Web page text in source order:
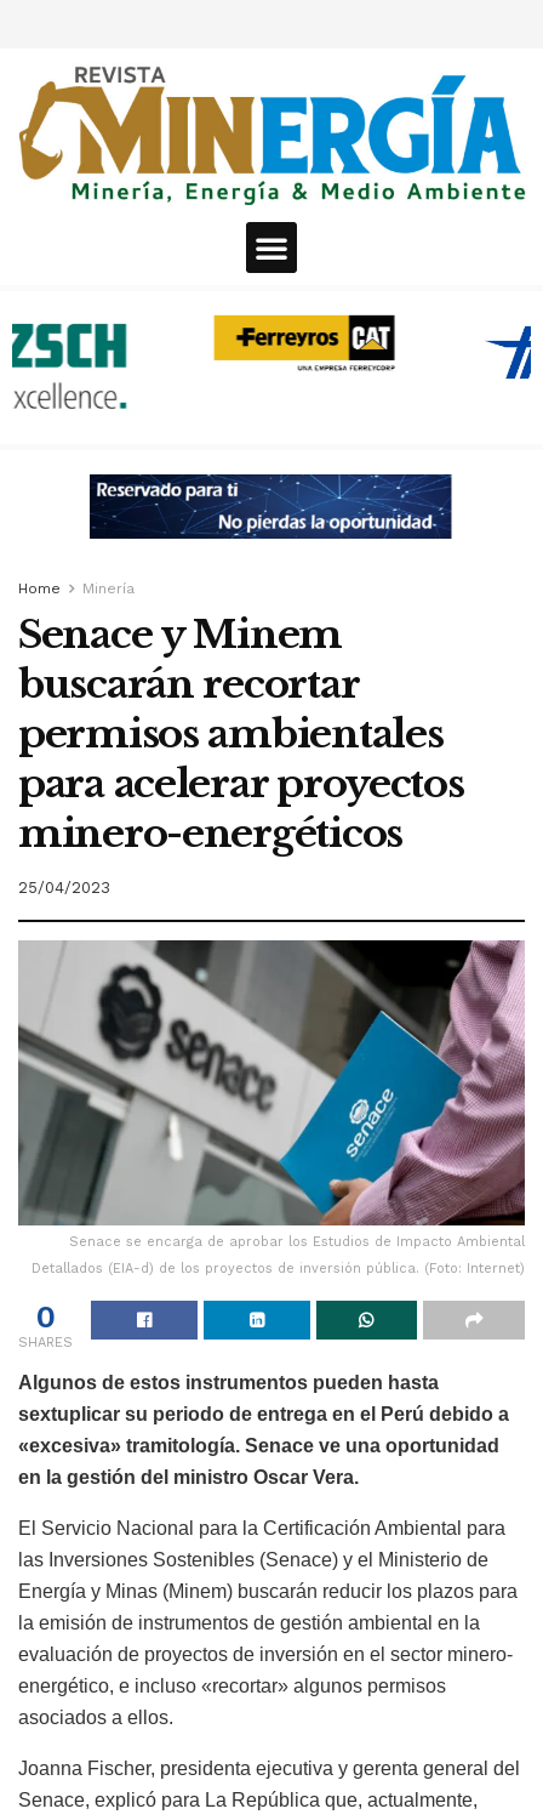
Home Minería
Senace y Minem
buscarán recortar
permisos ambientales
para acelerar proyectos
minero-energéticos
25/04/2023
Senace se encarga de aprobar los Estudios de Impacto Ambiental
Detallados (EIA-d) de los proyectos de inversión pública. (Foto: Internet)
0
SHARES
Algunos de estos instrumentos pueden hasta
sextuplicar su periodo de entrega en el Perú debido a
«excesiva» tramitología. Senace ve una oportunidad
en la gestión del ministro Oscar Vera.
El Servicio Nacional para la Certificación Ambiental para
las Inversiones Sostenibles (Senace) y el Ministerio de
Energía y Minas (Minem) buscarán reducir los plazos para
la emisión de instrumentos de gestión ambiental en la
evaluación de proyectos de inversión en el sector minero-
energético, e incluso «recortar» algunos permisos
asociados a ellos.
Joanna Fischer, presidenta ejecutiva y gerenta general del
Senace, explicó para La República que, actualmente,